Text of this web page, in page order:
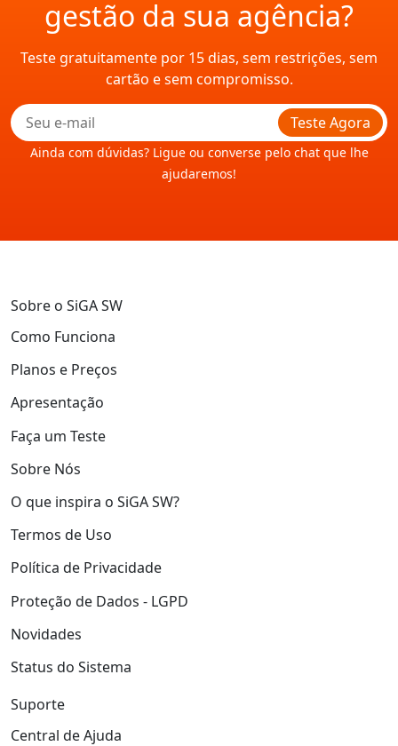
gestão da sua agência?
Teste gratuitamente por 15 dias, sem restrições, sem
cartão e sem compromisso.
Teste Agora
Ainda com dúvidas? Ligue ou converse pelo chat que lhe
ajudaremos!
Sobre o SiGA SW
Como Funciona
Planos e Preços
Apresentação
Faça um Teste
Sobre Nós
O que inspira o SiGA SW?
Termos de Uso
Política de Privacidade
Proteção de Dados - LGPD
Novidades
Status do Sistema
Suporte
Central de Ajuda